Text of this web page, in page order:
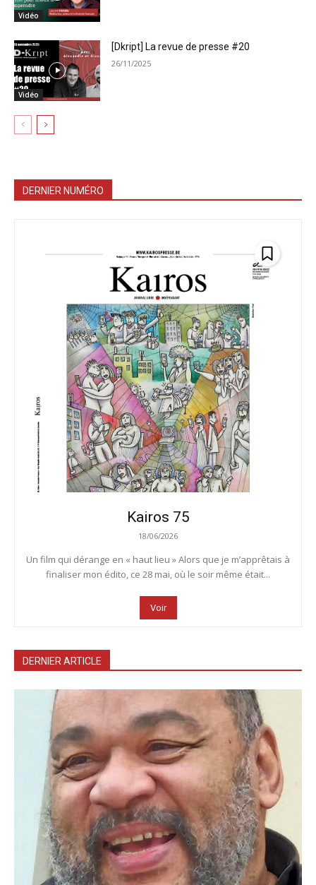
Vidéo
Vidéo
[Dkript] La revue de presse #20
26/11/2025
DERNIER NUMÉRO
Kairos 75
18/06/2026
Un film qui dérange en « haut lieu » Alors que je m’apprêtais à
finaliser mon édito, ce 28 mai, où le soir même était...
Voir
DERNIER ARTICLE